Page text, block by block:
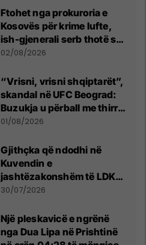
Ftohet nga prokuroria e
Kosovës për krime lufte,
ish-gjenerali serb thotë se
dikush e tradhtoi në
02/08/2026
“Vrisni, vrisni shqiptarët”,
skandal në UFC Beograd:
Buzukja u përball me thirrje
anti-shqiptare nga
01/08/2026
Gjithçka që ndodhi në
Kuvendin e
jashtëzakonshëm të LDK-
së
30/07/2026
Një pleskavicë e ngrënë
nga Dua Lipa në Prishtinë